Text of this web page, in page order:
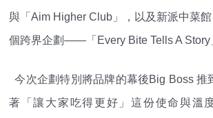
與「Aim Higher Club」，以及新派中菜
個跨界企劃——「Every Bite Tells A Story
今次企劃特別將品牌的幕後Big Boss 推
著「讓大家吃得更好」這份使命與溫度